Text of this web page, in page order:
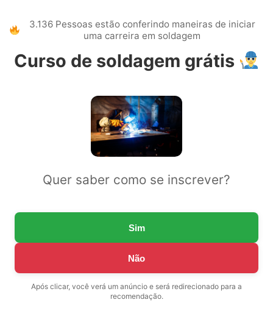
3.136 Pessoas estão conferindo maneiras de iniciar
uma carreira em soldagem
Curso de soldagem grátis
Quer saber como se inscrever?
Sim
Não
Após clicar, você verá um anúncio e será redirecionado para a
recomendação.